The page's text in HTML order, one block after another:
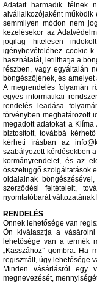
Adatait harmadik félnek
alvállalkozójaként működik
semmilyen módon nem
kezelésekor az
jogilag hitelesen
igénybevételéhez cookie-
használatát, letilthatja a
részben, vagy egyáltalán
böngészőjének, és
A megrendelés folyamán
egyes informatikai
rendelés leadása
törvényben meghatározott
megadott adatokat a
biztosított, továbbá
kérheti írásban az
szabályozott kérdésekben
kormányrendelet, és az
összefüggő szolgáltatások
oldalainak
szerződési feltételeit,
nyomtatóbarát
RENDELÉS
Önnek lehetősége van
Ön kiválasztja a
lehetősége van a termék
„Kasszához” gombra. Ha
regisztrált, úgy lehetősége
Minden vásárlásról egy
megnevezését,